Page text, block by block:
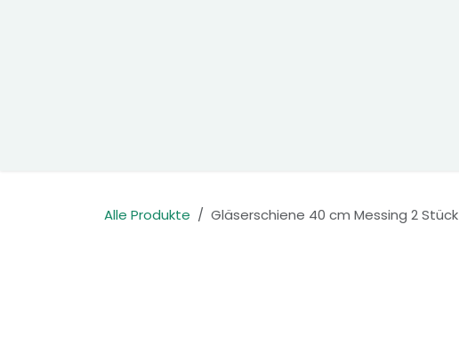
Alle Produkte Gläserschiene 40 cm Messing 2 Stück